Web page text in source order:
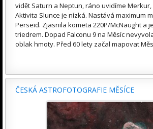
vidět Saturn a Neptun, ráno uvidíme Merkur,
Aktivita Slunce je nízká. Nastává maximum
Perseid. Zjasnila kometa 220P/McNaught a
triedrem. Dopad Falconu 9 na Měsíc
oblak hmoty. Před 60 lety začal mapovat
ČESKÁ ASTROFOTOGRAFIE MĚSÍCE